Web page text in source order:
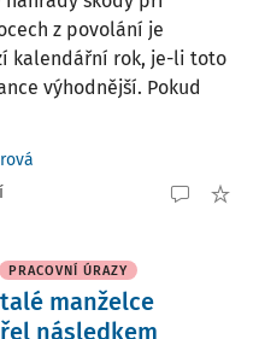
z povolání je
kalendářní rok, je-li toto
výhodnější. Pokud
PRACOVNÍ ÚRAZY
manželce
následkem